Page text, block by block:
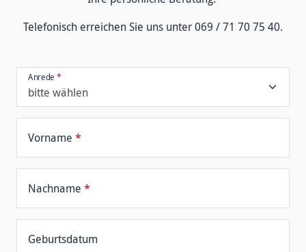
Tele­fonisch er­reichen Sie uns unter 069 / 71 70 75 40.
Anrede*
Vorname *
Nachname *
Geburtsdatum